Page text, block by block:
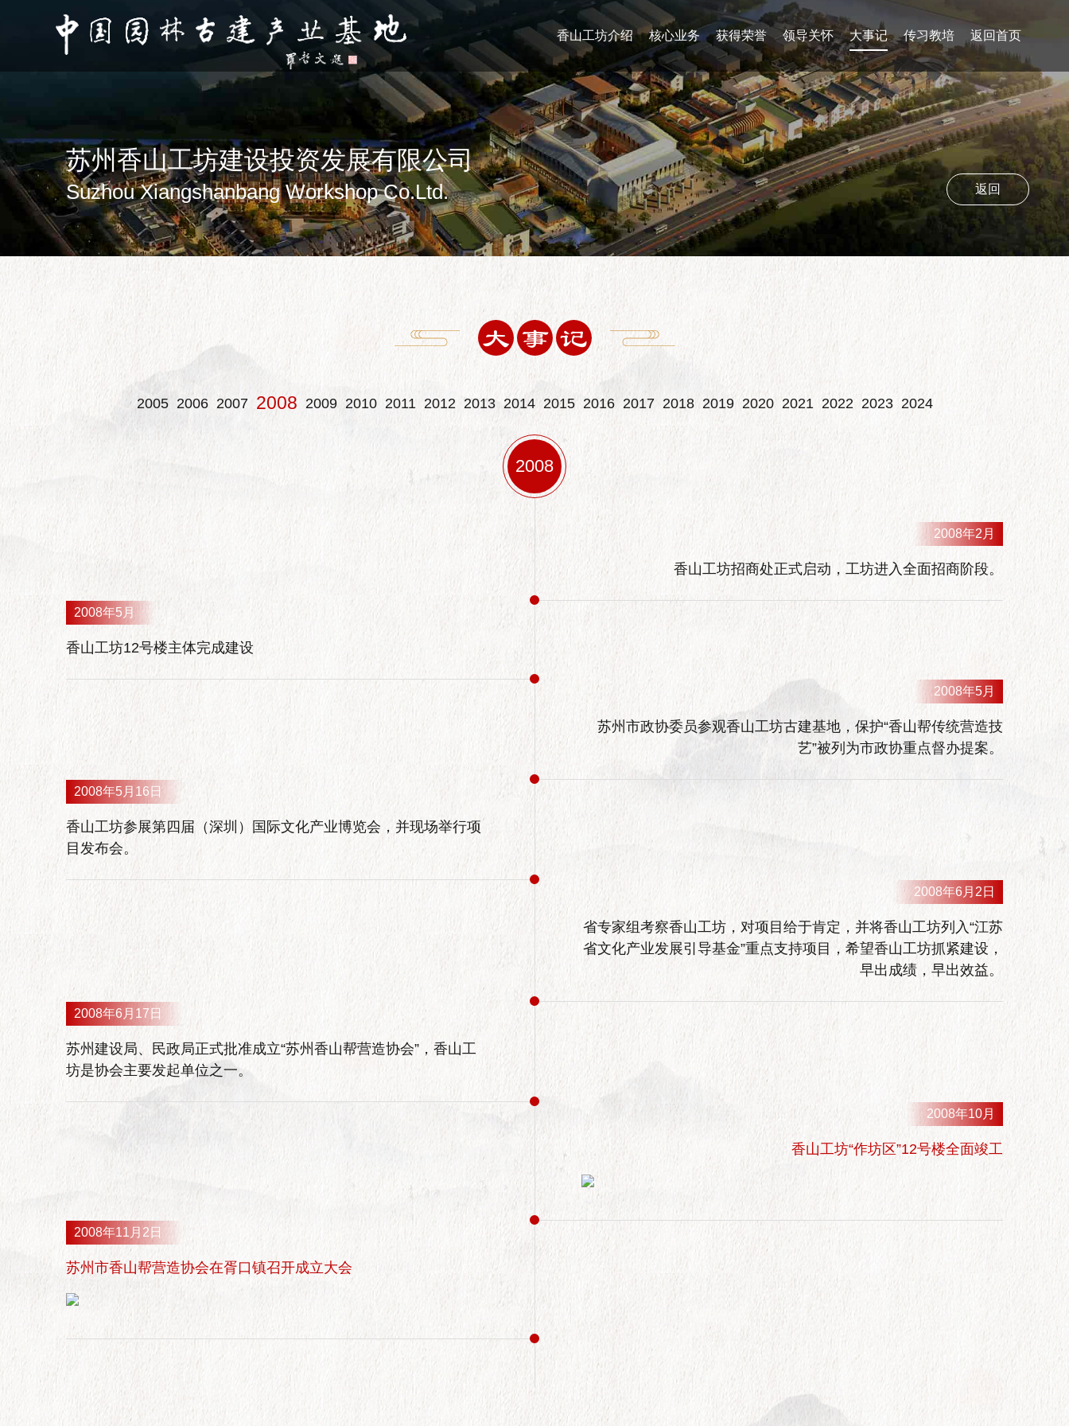
香山工坊介绍 核心业务 获得荣誉 领导关怀 大事记 传习教培 返回首页
苏州香山工坊建设投资发展有限公司
Suzhou Xiangshanbang Workshop Co.Ltd. 返回
大 事 记
2005 2006 2007 2008 2009 2010 2011 2012 2013 2014 2015 2016 2017 2018 2019 2020 2021 2022 2023 2024
2008
2008年2月
香山工坊招商处正式启动，工坊进入全面招商阶段。
2008年5月
香山工坊12号楼主体完成建设
2008年5月
苏州市政协委员参观香山工坊古建基地，保护“香山帮传统营造技
艺”被列为市政协重点督办提案。
2008年5月16日
香山工坊参展第四届（深圳）国际文化产业博览会，并现场举行项
目发布会。
2008年6月2日
省专家组考察香山工坊，对项目给于肯定，并将香山工坊列入“江苏
省文化产业发展引导基金”重点支持项目，希望香山工坊抓紧建设，
早出成绩，早出效益。
2008年6月17日
苏州建设局、民政局正式批准成立“苏州香山帮营造协会”，香山工
坊是协会主要发起单位之一。
2008年10月
香山工坊“作坊区”12号楼全面竣工
2008年11月2日
苏州市香山帮营造协会在胥口镇召开成立大会